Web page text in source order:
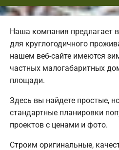
Наша компания предлагает
для круглогодичного
нашем веб-сайте имеются
частных малогабаритных
площади.
Здесь вы найдете простые,
стандартные планировки
проектов с ценами и фото.
Строим оригинальные,